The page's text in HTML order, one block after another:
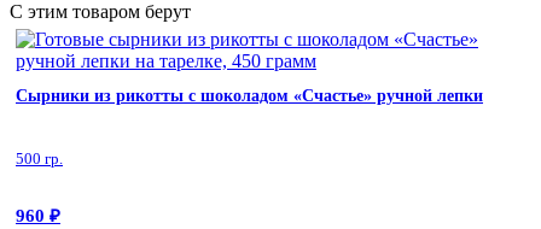
С этим товаром берут
Сырники из рикотты с шоколадом «Счастье» ручной лепки
500 гр.
960 ₽